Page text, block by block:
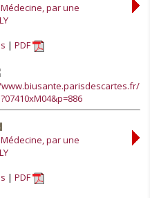
par une
PDF
par une
PDF